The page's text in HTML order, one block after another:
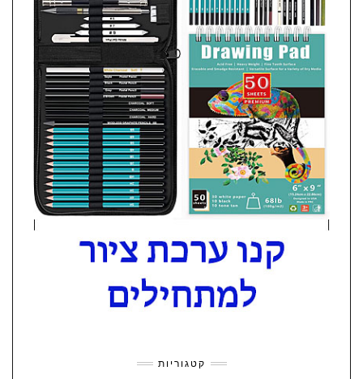
קטגוריות